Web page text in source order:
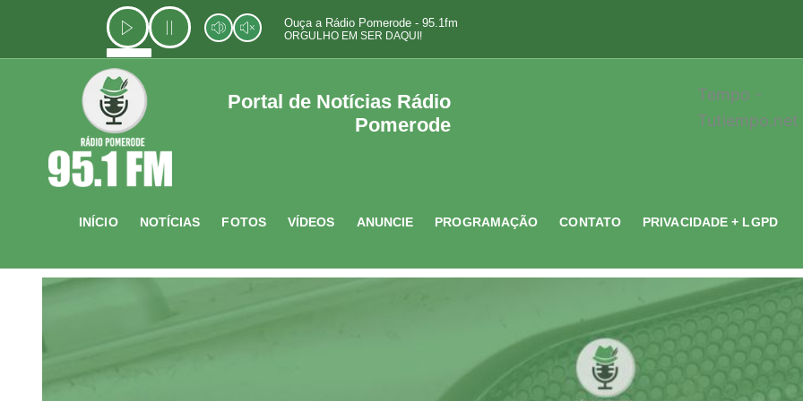
o
Ouça a Rádio Pomerode - 95.1fm
ORGULHO EM SER DAQUI!
Portal de Notícias Rádio
Pomerode
Tempo -
Tutiempo.net
INÍCIO NOTÍCIAS FOTOS VÍDEOS ANUNCIE PROGRAMAÇÃO CONTATO PRIVACIDADE + LGPD